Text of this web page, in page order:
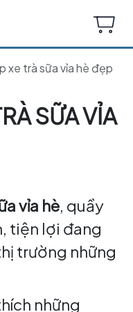
xe trà sữa vỉa hè đẹp
SỮA VỈA
vỉa hè, quầy
tiện lợi đang
trường những
những